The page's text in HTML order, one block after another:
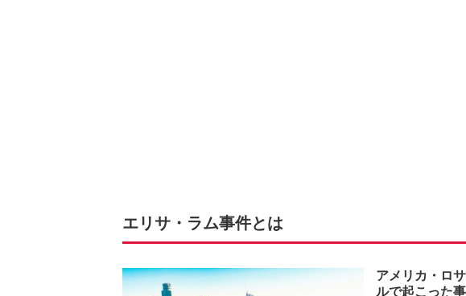
エリサ・ラム事件とは
アメリカ・ロ
ルで起こった